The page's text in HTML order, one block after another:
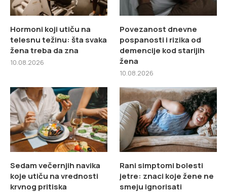
Hormoni koji utiču na
telesnu težinu: šta svaka
žena treba da zna
10.08.2026
Povezanost dnevne
pospanosti i rizika od
demencije kod starijih
žena
10.08.2026
Sedam večernjih navika
koje utiču na vrednosti
krvnog pritiska
Rani simptomi bolesti
jetre: znaci koje žene ne
smeju ignorisati